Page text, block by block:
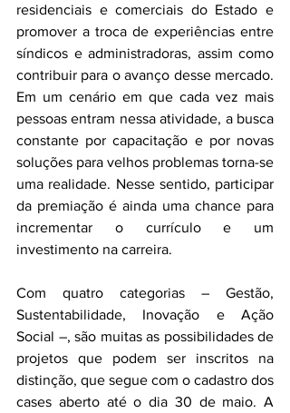
residenciais e comerciais do Estado e
promover a troca de experiências entre
síndicos e administradoras, assim como
contribuir para o avanço desse mercado.
Em um cenário em que cada vez mais
pessoas entram nessa atividade, a busca
constante por capacitação e por novas
soluções para velhos problemas torna-se
uma realidade. Nesse sentido, participar
da premiação é ainda uma chance para
incrementar o currículo e um
investimento na carreira.
Com quatro categorias – Gestão,
Sustentabilidade, Inovação e Ação
Social –, são muitas as possibilidades de
projetos que podem ser inscritos na
distinção, que segue com o cadastro dos
cases aberto até o dia 30 de maio. A